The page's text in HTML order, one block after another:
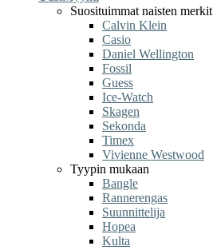
Suosituimmat naisten merkit
Calvin Klein
Casio
Daniel Wellington
Fossil
Guess
Ice-Watch
Skagen
Sekonda
Timex
Vivienne Westwood
Tyypin mukaan
Bangle
Rannerengas
Suunnittelija
Hopea
Kulta